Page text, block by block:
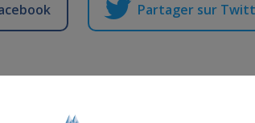
Partager sur